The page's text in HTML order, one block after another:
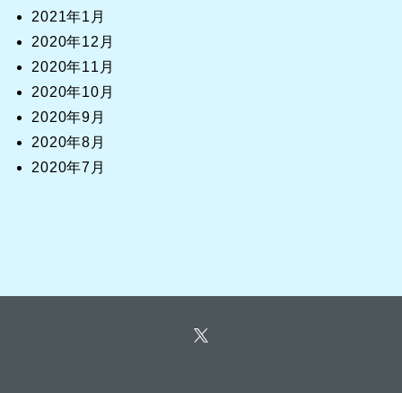
2021年1月
2020年12月
2020年11月
2020年10月
2020年9月
2020年8月
2020年7月